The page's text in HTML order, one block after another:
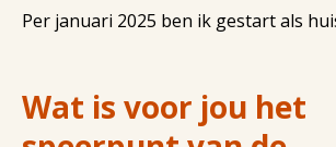
Per januari 2025 ben ik gestart als
Wat is voor jou het